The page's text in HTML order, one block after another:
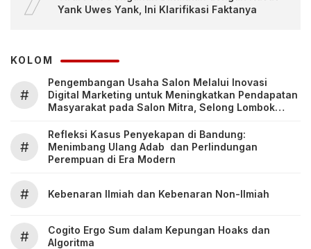
Yank Uwes Yank, Ini Klarifikasi Faktanya
KOLOM
#
Pengembangan Usaha Salon Melalui Inovasi
Digital Marketing untuk Meningkatkan Pendapatan
Masyarakat pada Salon Mitra, Selong Lombok
#
Refleksi Kasus Penyekapan di Bandung:
Menimbang Ulang Adab dan Perlindungan
Perempuan di Era Modern
# Kebenaran Ilmiah dan Kebenaran Non-Ilmiah
#
Cogito Ergo Sum dalam Kepungan Hoaks dan
Algoritma